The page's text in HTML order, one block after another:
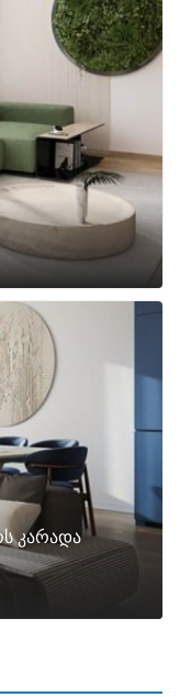
კარადა